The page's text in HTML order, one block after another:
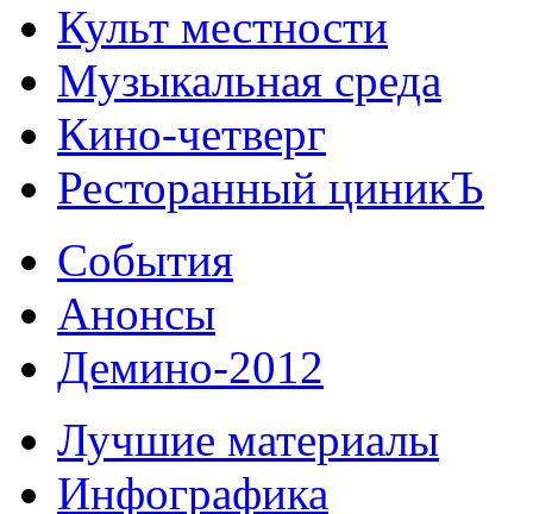
Культ местности
Музыкальная среда
Кино-четверг
Ресторанный циникЪ
События
Анонсы
Демино-2012
Лучшие материалы
Инфографика